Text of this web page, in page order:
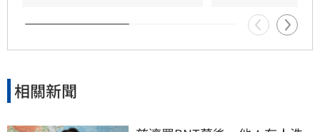
相關新聞